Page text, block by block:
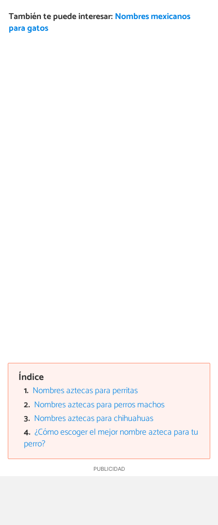
También te puede interesar: Nombres mexicanos
para gatos
Índice
Nombres aztecas para perritas
Nombres aztecas para perros machos
Nombres aztecas para chihuahuas
¿Cómo escoger el mejor nombre azteca para tu
perro?